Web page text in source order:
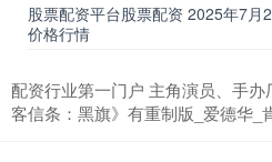
股票配资平台股票配资 2025年7月
价格行情
配资行业第一门户 主角演员、手
客信条：黑旗》有重制版_爱德华_